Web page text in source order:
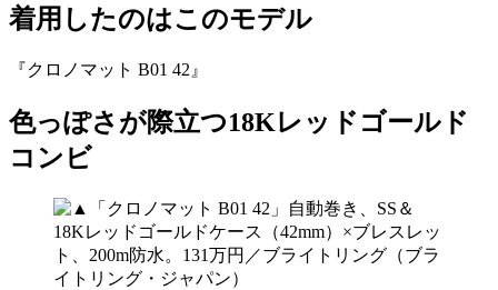
着用したのはこのモデル
『クロノマット B01 42』
色っぽさが際立つ18Kレッドゴールド
コンビ